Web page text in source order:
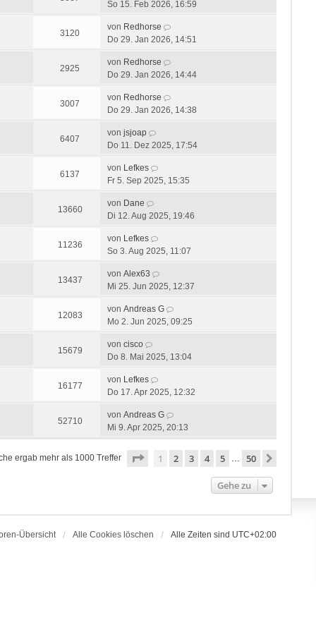
So 15. Feb 2026, 16:59
3120
von Redhorse
Do 29. Jan 2026, 14:51
2925
von Redhorse
Do 29. Jan 2026, 14:44
3007
von Redhorse
Do 29. Jan 2026, 14:38
6407
von jsjoap
Do 11. Dez 2025, 17:54
6137
von Lefkes
Fr 5. Sep 2025, 15:35
13660
von Dane
Di 12. Aug 2025, 19:46
11236
von Lefkes
So 3. Aug 2025, 11:07
13437
von Alex63
Mi 25. Jun 2025, 12:37
12083
von Andreas G
Mo 2. Jun 2025, 09:25
15679
von cisco
Do 8. Mai 2025, 13:04
16177
von Lefkes
Do 17. Apr 2025, 12:32
52710
von Andreas G
Mi 9. Apr 2025, 20:13
ergab mehr als 1000 Treffer Seite von50
1 2 3 4 5 … 50
Gehe zu
Übersicht Alle Cookies löschen Alle Zeiten sind UTC+02:00